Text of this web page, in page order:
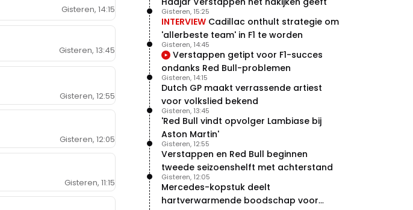
Gisteren, 14:15
Gisteren, 13:45
Gisteren, 12:55
Gisteren, 12:05
Gisteren, 11:15
INTERVIEW Cadillac onthult strategie om
'allerbeste team' in F1 te worden
Gisteren, 15:25
Verstappen getipt voor F1-succes
ondanks Red Bull-problemen
Gisteren, 14:45
Dutch GP maakt verrassende artiest
voor volkslied bekend
Gisteren, 14:15
'Red Bull vindt opvolger Lambiase bij
Aston Martin'
Gisteren, 13:45
Verstappen en Red Bull beginnen
tweede seizoenshelft met achterstand
Gisteren, 12:55
Mercedes-kopstuk deelt
hartverwarmende boodschap voor
Gisteren, 12:05